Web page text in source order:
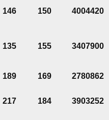
146 150 4004420
135 155 3407900
189 169 2780862
217 184 3903252